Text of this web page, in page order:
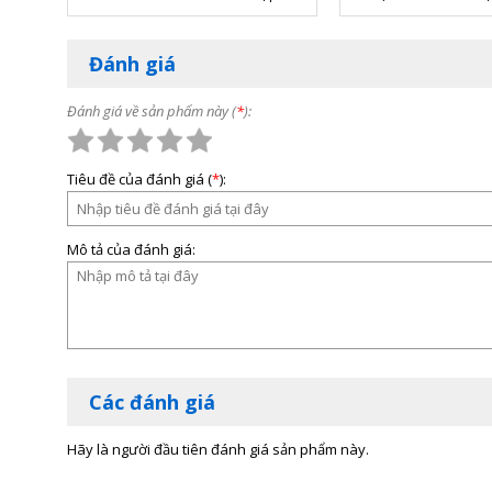
Winet WN-S7WPB
100m
Đánh giá
Đánh giá về sản phẩm này (*):
Tiêu đề của đánh giá (*):
Mô tả của đánh giá:
Các đánh giá
Hãy là người đầu tiên đánh giá sản phẩm này.